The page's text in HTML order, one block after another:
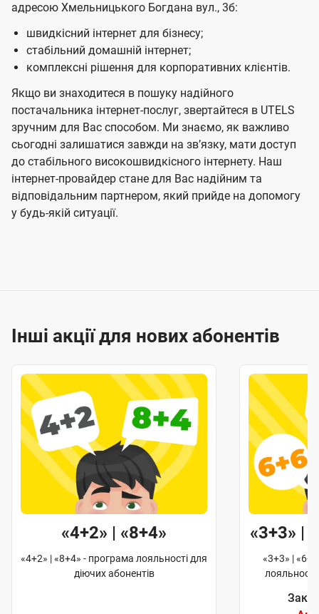
адресою Хмельницького Богдана вул., 3б:
швидкісний інтернет для бізнесу;
стабільний домашній інтернет;
комплексні рішення для корпоративних клієнтів.
Якщо ви знаходитеся в пошуку надійного
постачальника інтернет-послуг, звертайтеся в UTELS
зручним для Вас способом. Ми знаємо, як важливо
сьогодні залишатися завжди на звʼязку, мати доступ
до стабільного високошвидкісного інтернету. Наш
інтернет-провайдер стане для Вас надійним та
відповідальним партнером, який прийде на допомогу
у будь-якій ситуації.
Інші акції для нових абонентів
«4+2» | «8+4»
«4+2» | «8+4» - програма лояльності для
діючих абонентів
«3+3» |
«3+3» |